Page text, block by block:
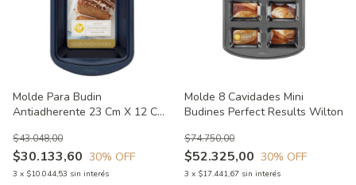
Molde Para Budin
Antiadherente 23 Cm X 12 Cm-
Infused Wilton
$30.133,60
$43.048,00
30% OFF
3 x $10.044,53 sin interés
Molde 8 Cavidades Mini
Budines Perfect Results Wilton
$52.325,00
$74.750,00
30% OFF
3 x $17.441,67 sin interés